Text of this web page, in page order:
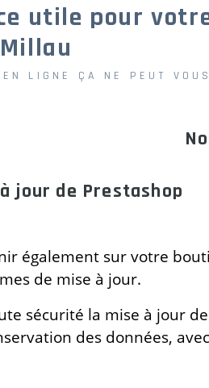
utile pour
EN LIGNE ÇA NE PEUT
jour de Prestashop
également sur votre
de mise à jour.
sécurité la mise à jour
des données,